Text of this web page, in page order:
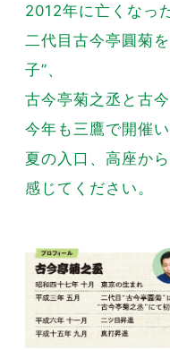
2012年に亡くなっ
二代目古今亭圓菊
子”、
古今亭菊之丞と古
今年も三鷹で開催い
夏の入口、高座か
感じてください。